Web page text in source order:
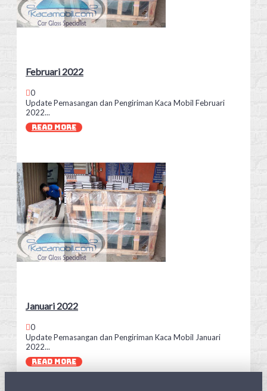
Februari 2022
0
Update Pemasangan dan Pengiriman Kaca Mobil Februari
2022...
READ MORE
Januari 2022
0
Update Pemasangan dan Pengiriman Kaca Mobil Januari
2022...
READ MORE